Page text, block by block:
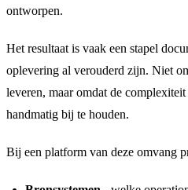
ontworpen.
Het resultaat is vaak een stapel
oplevering al verouderd zijn. Niet
leveren, maar omdat de
handmatig bij te houden.
Bij een platform van deze omvang